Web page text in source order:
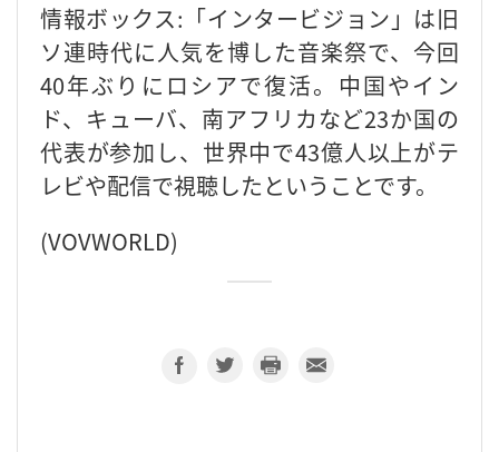
情報ボックス:「インタービジョン」は旧
ソ連時代に人気を博した音楽祭で、今回
40年ぶりにロシアで復活。中国やイン
ド、キューバ、南アフリカなど23か国の
代表が参加し、世界中で43億人以上がテ
レビや配信で視聴したということです。
(VOVWORLD)